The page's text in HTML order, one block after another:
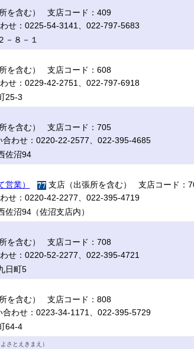
を含む） 支店コード：409
せ：0225-54-3141、022-797-5683
－８－１
を含む） 支店コード：608
せ：0229-42-2751、022-797-6918
25-3
を含む） 支店コード：705
わせ：0220-22-2577、022-395-4685
佐沼94
業）
支店（出張所を含む） 支店コード：
せ：0220-42-2277、022-395-4719
沼94（佐沼支店内）
を含む） 支店コード：708
せ：0220-52-2277、022-395-4721
日町5
を含む） 支店コード：808
わせ：0223-34-1171、022-395-5729
64-4
さとえきまえ）